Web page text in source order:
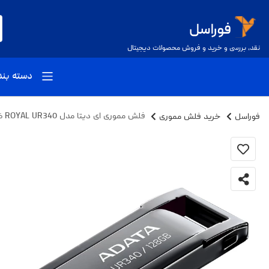
نقد، بررسی و خرید و فروش محصولات دیجیتال
دسته
فوراسل خرید فلش مموری فلش مموری ای دیتا مدل ROYAL UR340 ظرفیت 128 گیگابایت